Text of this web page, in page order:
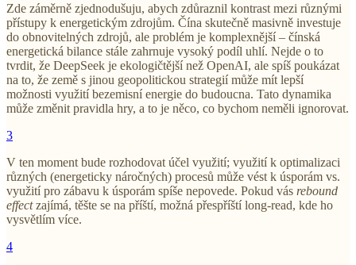
Zde záměrně zjednodušuju, abych zdůraznil kontrast mezi různými
přístupy k energetickým zdrojům. Čína skutečně masivně investuje
do obnovitelných zdrojů, ale problém je komplexnější – čínská
energetická bilance stále zahrnuje vysoký podíl uhlí. Nejde o to
tvrdit, že DeepSeek je ekologičtější než OpenAI, ale spíš poukázat
na to, že země s jinou geopolitickou strategií může mít lepší
možnosti využití bezemisní energie do budoucna. Tato dynamika
může změnit pravidla hry, a to je něco, co bychom neměli ignorovat.
3
V ten moment bude rozhodovat účel využití; využití k optimalizaci
různých (energeticky náročných) procesů může vést k úsporám vs.
využití pro zábavu k úsporám spíše nepovede. Pokud vás rebound
effectzajímá, těšte se na příští, možná přespříští long-read, kde ho
vysvětlím více.
4